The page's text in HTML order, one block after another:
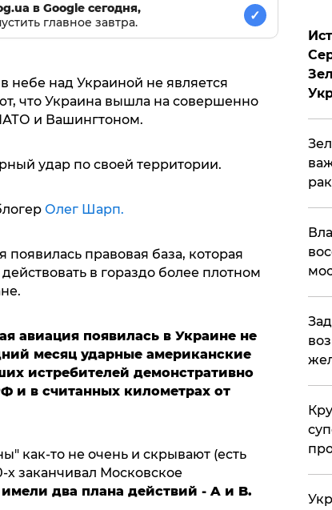
в Google сегодня,
главное завтра.
✓
небе над Украиной не является
что Украина вышла на совершенно
и Вашингтоном.
удар по своей территории.
Олег Шарп.
правовая база, которая
в гораздо более плотном
авиация появилась в Украине не
месяц ударные американские
истребителей демонстративно
и в считанных километрах от
как-то не очень и скрывают (есть
х заканчивал Московское
два плана действий - A и B.